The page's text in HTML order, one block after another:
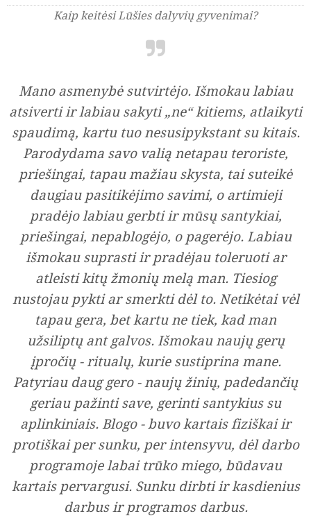
Kaip keitėsi Lūšies dalyvių gyvenimai?
Mano asmenybė sutvirtėjo. Išmokau labiau
atsiverti ir labiau sakyti „ne“ kitiems, atlaikyti
spaudimą, kartu tuo nesusipykstant su kitais.
Parodydama savo valią netapau teroriste,
priešingai, tapau mažiau skysta, tai suteikė
daugiau pasitikėjimo savimi, o artimieji
pradėjo labiau gerbti ir mūsų santykiai,
priešingai, nepablogėjo, o pagerėjo. Labiau
išmokau suprasti ir pradėjau toleruoti ar
atleisti kitų žmonių melą man. Tiesiog
nustojau pykti ar smerkti dėl to. Netikėtai vėl
tapau gera, bet kartu ne tiek, kad man
užsiliptų ant galvos. Išmokau naujų gerų
įpročių - ritualų, kurie sustiprina mane.
Patyriau daug gero - naujų žinių, padedančių
geriau pažinti save, gerinti santykius su
aplinkiniais. Blogo - buvo kartais fiziškai ir
protiškai per sunku, per intensyvu, dėl darbo
programoje labai trūko miego, būdavau
kartais pervargusi. Sunku dirbti ir kasdienius
darbus ir programos darbus.